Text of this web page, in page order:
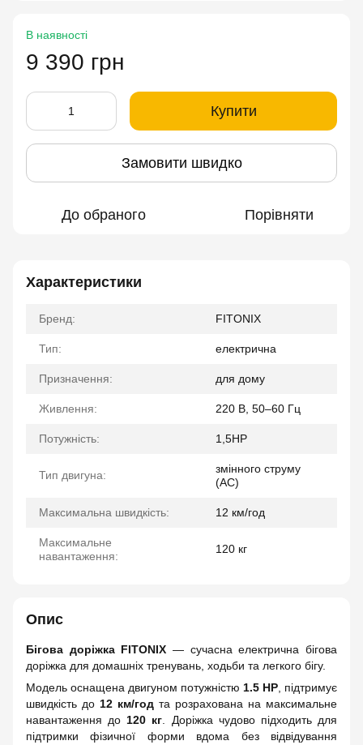
В наявності
9 390 грн
Купити
Замовити швидко
До обраного Порівняти
Характеристики
Бренд: FITONIX
Тип: електрична
Призначення: для дому
Живлення: 220 В, 50–60 Гц
Потужність: 1,5НР
Тип двигуна:
змінного струму
(AC)
Максимальна швидкість: 12 км/год
Максимальне
навантаження:
120 кг
Опис
Бігова доріжка FITONIX — сучасна електрична бігова
доріжка для домашніх тренувань, ходьби та легкого бігу.
Модель оснащена двигуном потужністю 1.5 HP , підтримує
швидкість до 12 км/год та розрахована на максимальне
навантаження до 120 кг . Доріжка чудово підходить для
підтримки фізичної форми вдома без відвідування